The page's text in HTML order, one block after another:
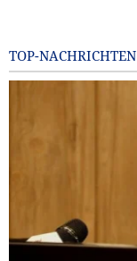
TOP-NACHRICHTEN